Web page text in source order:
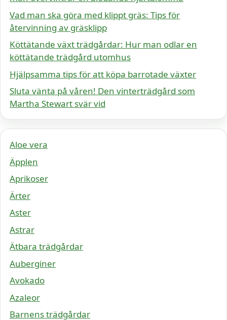
Vad man ska göra med klippt gräs: Tips för
återvinning av gräsklipp
Köttätande växt trädgårdar: Hur man odlar en
köttätande trädgård utomhus
Hjälpsamma tips för att köpa barrotade växter
Sluta vänta på våren! Den vinterträdgård som
Martha Stewart svär vid
Aloe vera
Äpplen
Aprikoser
Ärter
Aster
Astrar
Ätbara trädgårdar
Auberginer
Avokado
Azaleor
Barnens trädgårdar